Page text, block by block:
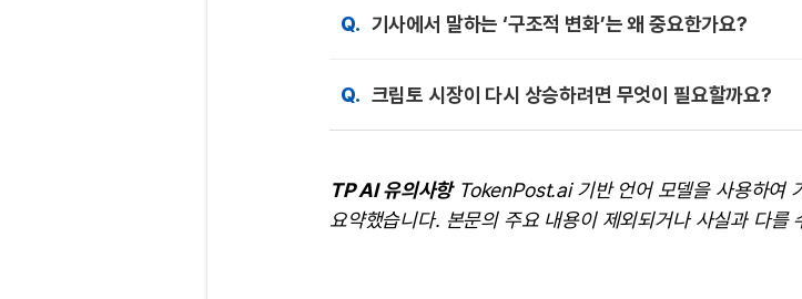
Q. 기사에서 말하는 ‘구조적 변화’는 왜 중요한가요?
Q. 크립토 시장이 다시 상승하려면 무엇이 필요할까요?
TP AI 유의사항TokenPost.ai 기반 언어 모델을 사용하여
요약했습니다. 본문의 주요 내용이 제외되거나 사실과 다를